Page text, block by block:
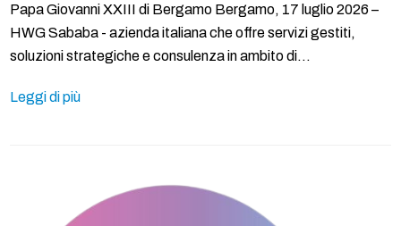
Papa Giovanni XXIII di Bergamo Bergamo, 17 luglio 2026 –
HWG Sababa - azienda italiana che offre servizi gestiti,
soluzioni strategiche e consulenza in ambito di…
Leggi di più